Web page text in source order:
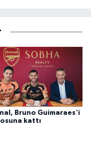
Bruno Guimaraes'i
kattı